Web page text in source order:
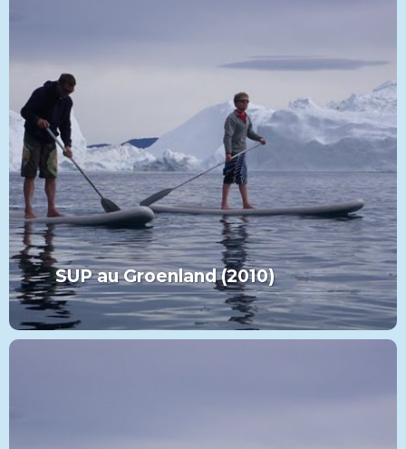
SUP au Groenland (2010)
MORE FROM THIS SET:
VIEW MORE CATÉGORIE PADDLE
SUP au Groenland (2010)